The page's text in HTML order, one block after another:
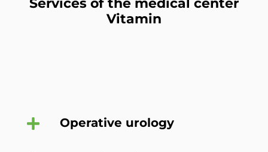
Vitamin
Operative urology